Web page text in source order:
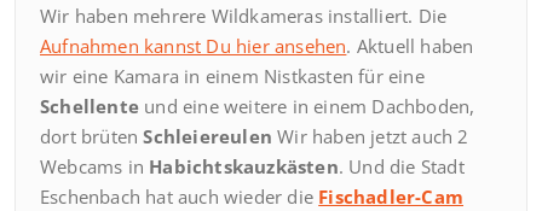
Wir haben mehrere Wildkameras installiert. Die
Aufnahmen kannst Du hier ansehen. Aktuell haben
wir eine Kamara in einem Nistkasten für eine
Schellente und eine weitere in einem Dachboden,
dort brütenSchleiereulen Wir haben jetzt auch 2
Webcams in Habichtskauzkästen. Und die Stadt
Eschenbach hat auch wieder die Fischadler-Cam